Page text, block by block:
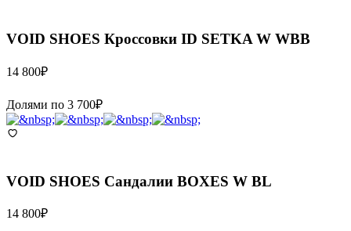
VOID SHOES Кроссовки ID SETKA W WBB
14 800₽
Долями по 3 700₽
VOID SHOES Сандалии BOXES W BL
14 800₽